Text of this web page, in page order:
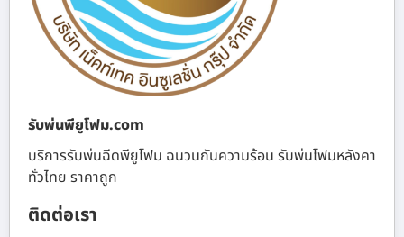
รับพ่นพียูโฟม.com
บริการรับพ่นฉีดพียูโฟม ฉนวนกันความร้อน รับพ่นโฟมหลังคา
ทั่วไทย ราคาถูก
ติดต่อเรา